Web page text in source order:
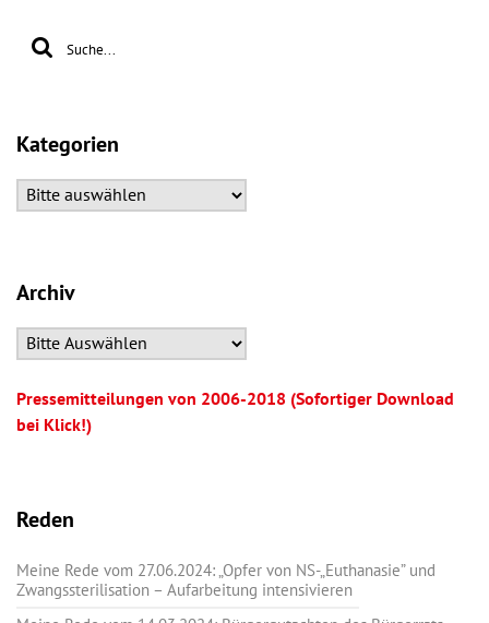
Kategorien
Archiv
Pressemitteilungen von 2006-2018 (Sofortiger Download
bei Klick!)
Reden
Meine Rede vom 27.06.2024: „Opfer von NS-„Euthanasie” und
Zwangssterilisation – Aufarbeitung intensivieren